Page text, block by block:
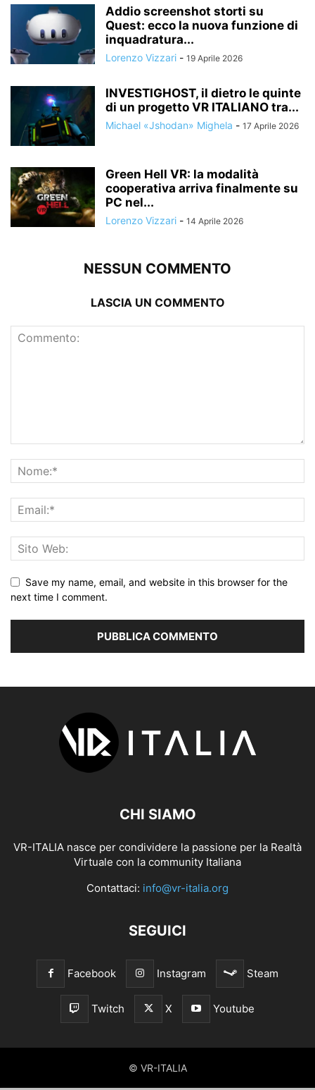
Addio screenshot storti su
Quest: ecco la nuova funzione di
inquadratura...
Lorenzo Vizzari - 19 Aprile 2026
INVESTIGHOST, il dietro le quinte
di un progetto VR ITALIANO tra...
Michael «Jshodan» Mighela - 17 Aprile 2026
Green Hell VR: la modalità
cooperativa arriva finalmente su
PC nel...
Lorenzo Vizzari - 14 Aprile 2026
NESSUN COMMENTO
LASCIA UN COMMENTO
Save my name, email, and website in this browser for the
next time I comment.
CHI SIAMO
VR-ITALIA nasce per condividere la passione per la Realtà
Virtuale con la community Italiana
Contattaci: info@vr-italia.org
SEGUICI
Facebook Instagram Steam
Twitch X Youtube
© VR-ITALIA